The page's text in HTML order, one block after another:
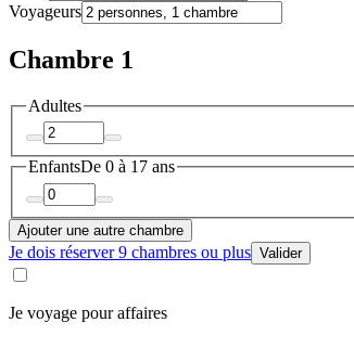
Voyageurs
Chambre 1
Adultes
EnfantsDe 0 à 17 ans
Ajouter une autre chambre
Je dois réserver 9 chambres ou plus Valider
Je voyage pour affaires